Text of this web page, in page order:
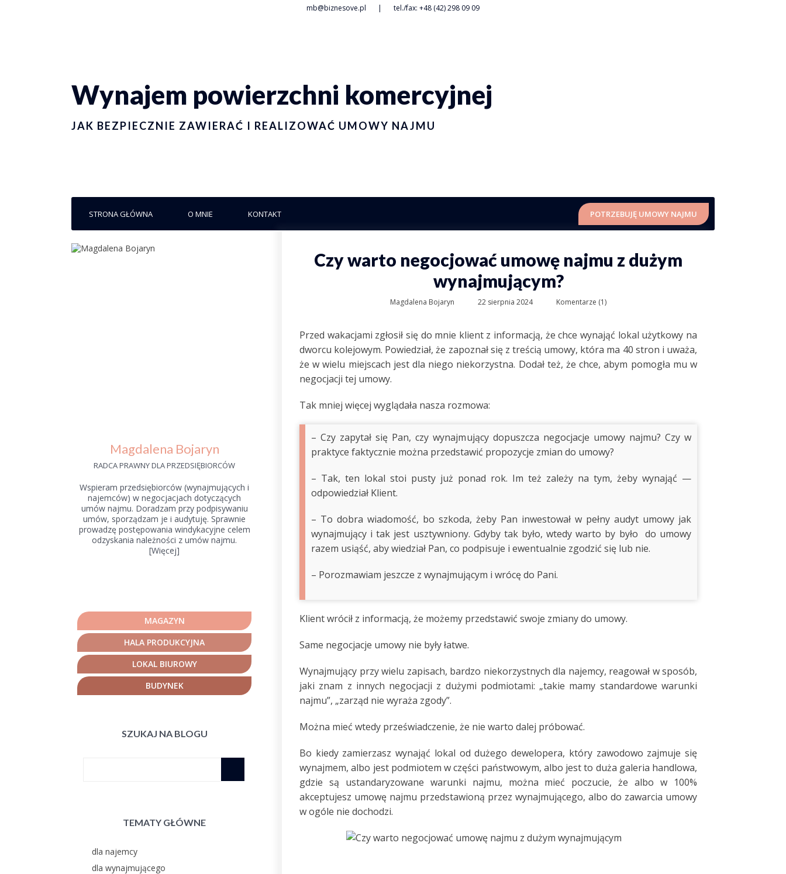
mb@biznesove.pl | tel./fax: +48 (42) 298 09 09
Wynajem powierzchni komercyjnej
JAK BEZPIECZNIE ZAWIERAĆ I REALIZOWAĆ UMOWY NAJMU
STRONA GŁÓWNA O MNIE KONTAKT POTRZEBUJĘ UMOWY NAJMU
Czy warto negocjować umowę najmu z dużym
wynajmującym?
Magdalena Bojaryn 22 sierpnia 2024 Komentarze (1)
Przed wakacjami zgłosił się do mnie klient z informacją, że chce wynająć lokal użytkowy na
dworcu kolejowym. Powiedział, że zapoznał się z treścią umowy, która ma 40 stron i uważa,
że w wielu miejscach jest dla niego niekorzystna. Dodał też, że chce, abym pomogła mu w
negocjacji tej umowy.
Tak mniej więcej wyglądała nasza rozmowa:
– Czy zapytał się Pan, czy wynajmujący dopuszcza negocjacje umowy najmu? Czy w
praktyce faktycznie można przedstawić propozycje zmian do umowy?
– Tak, ten lokal stoi pusty już ponad rok. Im też zależy na tym, żeby wynająć —
odpowiedział Klient.
– To dobra wiadomość, bo szkoda, żeby Pan inwestował w pełny audyt umowy jak
wynajmujący i tak jest usztywniony. Gdyby tak było, wtedy warto by było do umowy
razem usiąść, aby wiedział Pan, co podpisuje i ewentualnie zgodzić się lub nie.
– Porozmawiam jeszcze z wynajmującym i wrócę do Pani.
Klient wrócił z informacją, że możemy przedstawić swoje zmiany do umowy.
Same negocjacje umowy nie były łatwe.
Wynajmujący przy wielu zapisach, bardzo niekorzystnych dla najemcy, reagował w sposób,
jaki znam z innych negocjacji z dużymi podmiotami: „takie mamy standardowe warunki
najmu”, „zarząd nie wyraża zgody”.
Można mieć wtedy przeświadczenie, że nie warto dalej próbować.
Bo kiedy zamierzasz wynająć lokal od dużego dewelopera, który zawodowo zajmuje się
wynajmem, albo jest podmiotem w części państwowym, albo jest to duża galeria handlowa,
gdzie są ustandaryzowane warunki najmu, można mieć poczucie, że albo w 100%
akceptujesz umowę najmu przedstawioną przez wynajmującego, albo do zawarcia umowy
w ogóle nie dochodzi.
Magdalena Bojaryn
RADCA PRAWNY DLA PRZEDSIĘBIORCÓW
Wspieram przedsiębiorców (wynajmujących i
najemców) w negocjacjach dotyczących
umów najmu. Doradzam przy podpisywaniu
umów, sporządzam je i audytuję. Sprawnie
prowadzę postępowania windykacyjne celem
odzyskania należności z umów najmu.
[Więcej]
MAGAZYN
HALA PRODUKCYJNA
LOKAL BIUROWY
BUDYNEK
SZUKAJ NA BLOGU
TEMATY GŁÓWNE
dla najemcy
dla wynajmującego